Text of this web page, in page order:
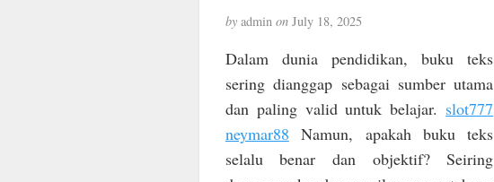
byadmin onJuly 18, 2025
Dalam dunia pendidikan, buku teks
sering dianggap sebagai sumber utama
dan paling valid untuk belajar. slot777
neymar88 Namun, apakah buku teks
selalu benar dan objektif? Seiring